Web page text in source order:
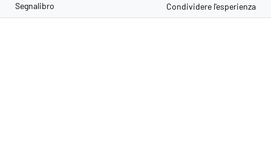
Segnalibro Condividere l'esperienza